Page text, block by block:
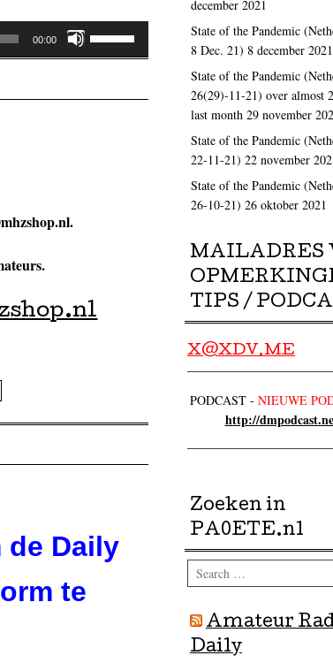
00:00
Omhoog/Omlaag
om
de Daily
te
december 2021
State of the Pandemic
8 Dec. 21) 8 december 2021
State of the Pandemic
26(29)-11-21) over almost
last month 29 november
State of the Pandemic
22-11-21) 22 november
State of the Pandemic
26-10-21) 26 oktober 2021
MAILADRES
TIPS /
X@XDV.ME
PODCAST - NIEUWE
http://
Zoeken in
PA0ETE.nl
Search
Amateur
Daily